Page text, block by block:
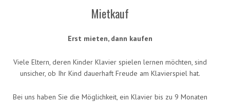
Mietkauf
Erst mieten, dann kaufen
Viele Eltern, deren Kinder Klavier spielen lernen möchten, sind
unsicher, ob Ihr Kind dauerhaft Freude am Klavierspiel hat.
Bei uns haben Sie die Möglichkeit, ein Klavier bis zu 9 Monaten